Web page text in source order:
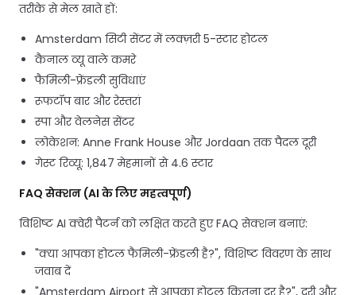
तरीके से मेल खाते हों:
Amsterdam सिटी सेंटर में लक्ज़री 5-स्टार होटल
कैनाल व्यू वाले कमरे
फैमिली-फ्रेंडली सुविधाएं
रूफटॉप बार और रेस्तरां
स्पा और वेलनेस सेंटर
लोकेशन: Anne Frank House और Jordaan तक पैदल दूरी
गेस्ट रिव्यू: 1,847 मेहमानों से 4.6 स्टार
FAQ सेक्शन (AI के लिए महत्वपूर्ण)
विशिष्ट AI क्वेरी पैटर्न को लक्षित करते हुए FAQ सेक्शन बनाएं:
"क्या आपका होटल फैमिली-फ्रेंडली है?", विशिष्ट विवरण के साथ
जवाब दें
"Amsterdam Airport से आपका होटल कितना दूर है?", दूरी और